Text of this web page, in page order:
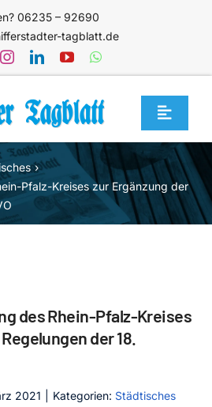
06235 – 92690
tagblatt.de
Toggle
Pfalz-Kreises zur Ergänzung der
des Rhein-Pfalz-Kreises
der 18.
2021 Kategorien: Städtisches